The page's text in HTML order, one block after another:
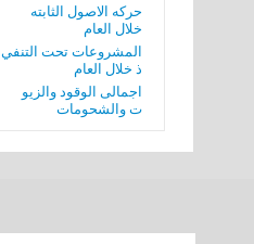
حركه الاصول الثابته
خلال العام
المشروعات تحت التنفي
ذ خلال العام
اجمالى الوقود والزيو
ت والشحومات